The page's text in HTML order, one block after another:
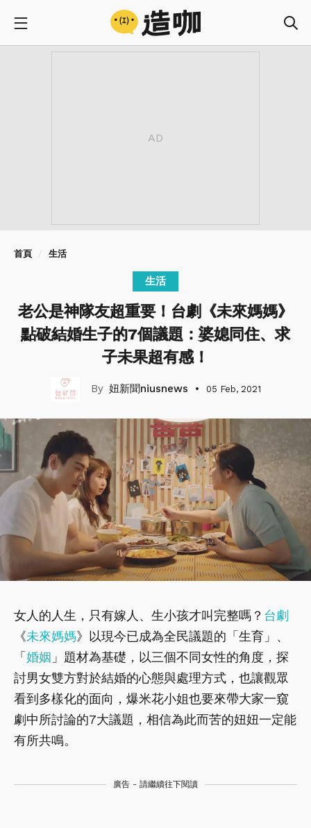
首頁 生活
生活
老公是神隊友超重要！台劇《未來媽媽》
點破結婚生子的7個議題：婆媳同住、求
子未果超有感！
妞新聞niusnews 05 Feb, 2021
女人的人生，只有嫁人、生小孩才叫完整嗎？ 台劇
《未來媽媽》以現今已成為全民議題的「生育」、
「 婚姻 」題材為基礎，以三個不同女性的角度，探
討男女雙方對於結婚的心態與處理方式，也讓觀眾
看到多樣化的面向，爆米花小姐也要來帶大家一窺
劇中所討論的7大議題，相信為此而苦的妞妞一定能
有所共鳴。
廣告 - 請繼續往下閱讀